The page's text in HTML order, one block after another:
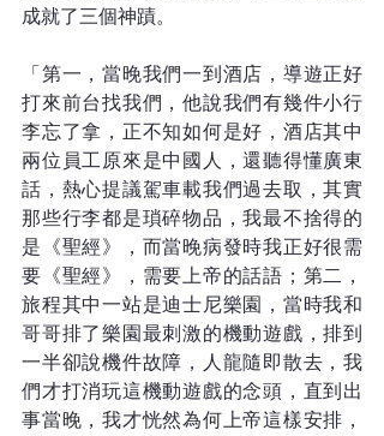
成就了三個神蹟。
「第一，當晚我們一到酒店，導遊正好
打來前台找我們，他說我們有幾件小行
李忘了拿，正不知如何是好，酒店其中
兩位員工原來是中國人，還聽得懂廣東
話，熱心提議駕車載我們過去取，其實
那些行李都是瑣碎物品，我最不捨得的
是《聖經》，而當晚病發時我正好很需
要《聖經》，需要上帝的話語；第二，
旅程其中一站是迪士尼樂園，當時我和
哥哥排了樂園最刺激的機動遊戲，排到
一半卻說機件故障，人龍隨即散去，我
們才打消玩這機動遊戲的念頭，直到出
事當晚，我才恍然為何上帝這樣安排，